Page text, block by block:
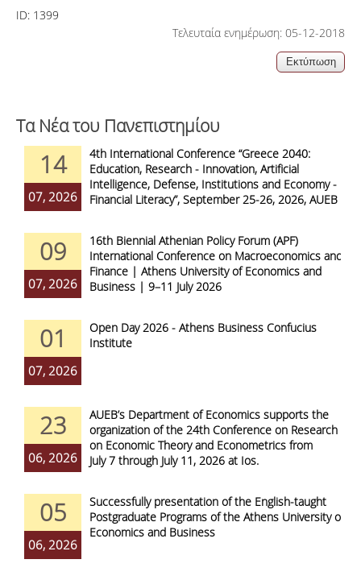
ID: 1399
Τελευταία ενημέρωση: 05-12-2018
Τα Νέα του Πανεπιστημίου
14
07, 2026
4th International Conference “Greece 2040:
Education, Research - Innovation, Artificial
Intelligence, Defense, Institutions and Economy -
Financial Literacy”, September 25-26, 2026, AUEB
09
07, 2026
16th Biennial Athenian Policy Forum (APF)
International Conference on Macroeconomics and
Finance | Athens University of Economics and
Business | 9–11 July 2026
01
07, 2026
Open Day 2026 - Athens Business Confucius
Institute
23
06, 2026
AUEB’s Department of Economics supports the
organization of the 24th Conference on Research
on Economic Theory and Econometrics from
July 7 through July 11, 2026 at Ios.
05
06, 2026
Successfully presentation of the English-taught
Postgraduate Programs of the Athens University of
Economics and Business